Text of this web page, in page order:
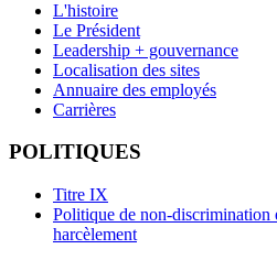
L'histoire
Le Président
Leadership + gouvernance
Localisation des sites
Annuaire des employés
Carrières
POLITIQUES
Titre IX
Politique de non-discrimination
harcèlement